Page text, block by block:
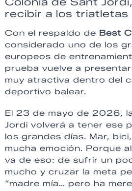
recibir a los triatletas
Con el respaldo de Best
considerado uno de los
europeos de
prueba vuelve a
muy atractiva dentro del
deportivo balear.
El 23 de mayo de 2026,
Jordi volverá a tener ese
los grandes días. Mar,
mucha emoción. Porque
va de eso: de sufrir un
mucho y cruzar la meta
“madre mía… pero ha